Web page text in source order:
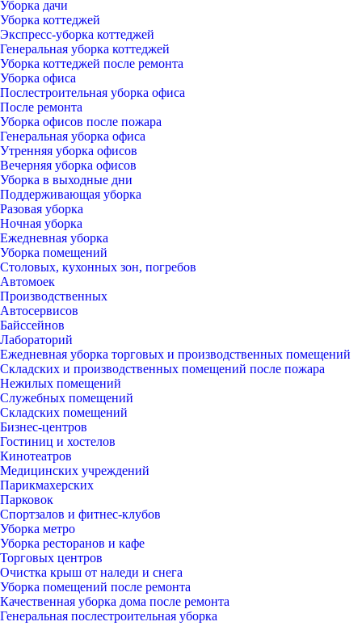
Уборка дачи
Уборка коттеджей
Экспресс-уборка коттеджей
Генеральная уборка коттеджей
Уборка коттеджей после ремонта
Уборка офиса
Послестроительная уборка офиса
После ремонта
Уборка офисов после пожара
Генеральная уборка офиса
Утренняя уборка офисов
Вечерняя уборка офисов
Уборка в выходные дни
Поддерживающая уборка
Разовая уборка
Ночная уборка
Ежедневная уборка
Уборка помещений
Столовых, кухонных зон, погребов
Автомоек
Производственных
Автосервисов
Байссейнов
Лабораторий
Ежедневная уборка торговых и производственных помещений
Складских и производственных помещений после пожара
Нежилых помещений
Служебных помещений
Складских помещений
Бизнес-центров
Гостиниц и хостелов
Кинотеатров
Медицинских учреждений
Парикмахерских
Парковок
Спортзалов и фитнес-клубов
Уборка метро
Уборка ресторанов и кафе
Торговых центров
Очистка крыш от наледи и снега
Уборка помещений после ремонта
Качественная уборка дома после ремонта
Генеральная послестроительная уборка